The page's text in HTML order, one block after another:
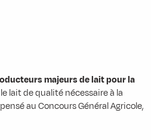
majeurs de lait pour la
lait de qualité nécessaire à la
au Concours Général Agricole,